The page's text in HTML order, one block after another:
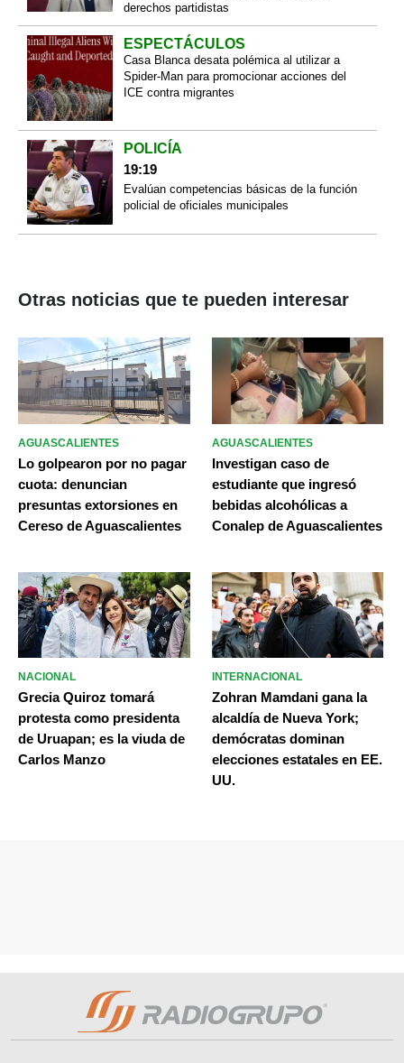
derechos partidistas
ESPECTÁCULOS
Casa Blanca desata polémica al utilizar a
Spider-Man para promocionar acciones del
ICE contra migrantes
POLICÍA
19:19
Evalúan competencias básicas de la función
policial de oficiales municipales
Otras noticias que te pueden interesar
AGUASCALIENTES
Lo golpearon por no pagar
cuota: denuncian
presuntas extorsiones en
Cereso de Aguascalientes
AGUASCALIENTES
Investigan caso de
estudiante que ingresó
bebidas alcohólicas a
Conalep de Aguascalientes
NACIONAL
Grecia Quiroz tomará
protesta como presidenta
de Uruapan; es la viuda de
Carlos Manzo
INTERNACIONAL
Zohran Mamdani gana la
alcaldía de Nueva York;
demócratas dominan
elecciones estatales en EE.
UU.